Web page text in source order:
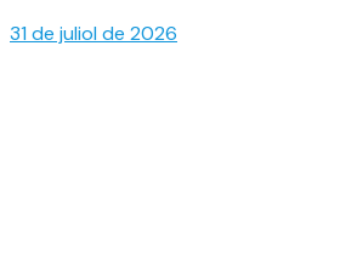
31 de juliol de 2026